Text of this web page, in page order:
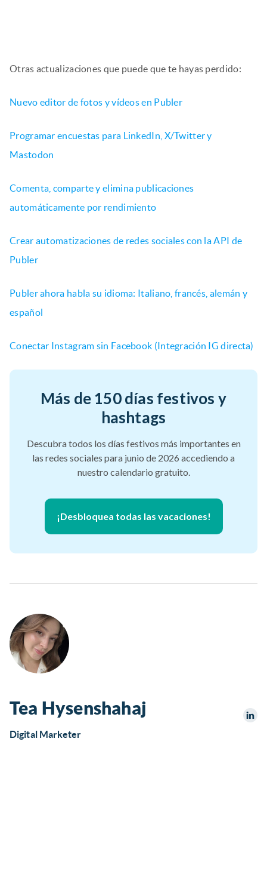
Otras actualizaciones que puede que te hayas perdido:
Nuevo editor de fotos y vídeos en Publer
Programar encuestas para LinkedIn, X/Twitter y
Mastodon
Comenta, comparte y elimina publicaciones
automáticamente por rendimiento
Crear automatizaciones de redes sociales con la API de
Publer
Publer ahora habla su idioma: Italiano, francés, alemán y
español
Conectar Instagram sin Facebook (Integración IG directa)
Más de 150 días festivos y
hashtags
Descubra todos los días festivos más importantes en
las redes sociales para junio de 2026 accediendo a
nuestro calendario gratuito.
¡Desbloquea todas las vacaciones!
Tea Hysenshahaj
Digital Marketer